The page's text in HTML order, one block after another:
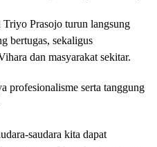
Prasojo turun langsung
bertugas, sekaligus
dan masyarakat sekitar.
profesionalisme serta tanggung
saudara kita dapat